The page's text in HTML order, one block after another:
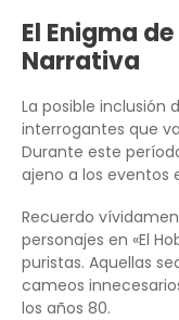
El Enigma
Narrativa
La posible inclusión
interrogantes que
Durante este
ajeno a los eventos
Recuerdo
personajes en «El
puristas. Aquellas
cameos
los años 80.